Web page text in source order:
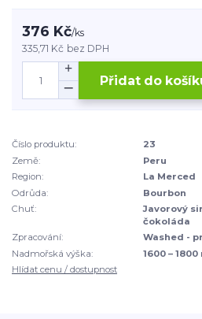
376 Kč/ks
335,71 Kč bez DPH
Přidat do
Číslo produktu:
23
Země:
Peru
Region:
La Merced
Odrůda:
Bourbon
Chuť:
Javorový
čokoláda
Zpracování:
Washed -
Nadmořská výška:
1600 – 1800
Hlídat cenu / dostupnost